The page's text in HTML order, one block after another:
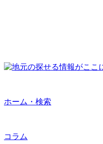
ホーム・検索
コラム